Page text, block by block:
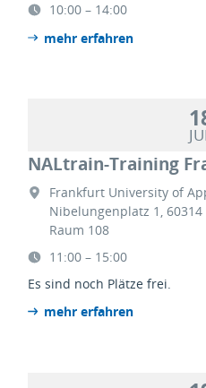
10:00 – 14:00
mehr erfahren
NALtrain-Training
Frankfurt University of
Nibelungenplatz 1,
Raum 108
11:00 – 15:00
Es sind noch Plätze frei.
mehr erfahren